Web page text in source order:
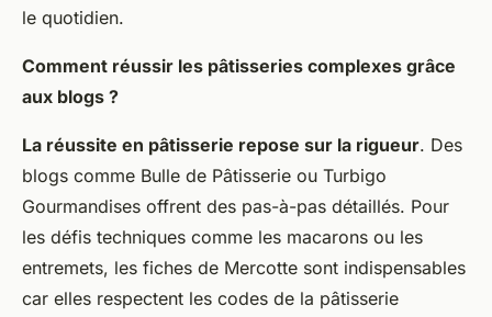
le quotidien.
Comment réussir les pâtisseries complexes grâce
aux blogs ?
La réussite en pâtisserie repose sur la rigueur. Des
blogs comme Bulle de Pâtisserie ou Turbigo
Gourmandises offrent des pas-à-pas détaillés. Pour
les défis techniques comme les macarons ou les
entremets, les fiches de Mercotte sont indispensables
car elles respectent les codes de la pâtisserie